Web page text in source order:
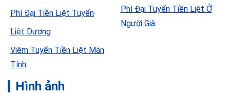
Phì Đại Tiền Liệt Tuyến
Liệt Dương
Viêm Tuyến Tiền Liệt Mãn
Tính
Phì Đại Tuyến Tiền Liệt Ở
Người Già
Hình ảnh